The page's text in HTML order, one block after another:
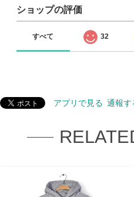
ショップの評価
すべて 32
アプリで見る 通報す